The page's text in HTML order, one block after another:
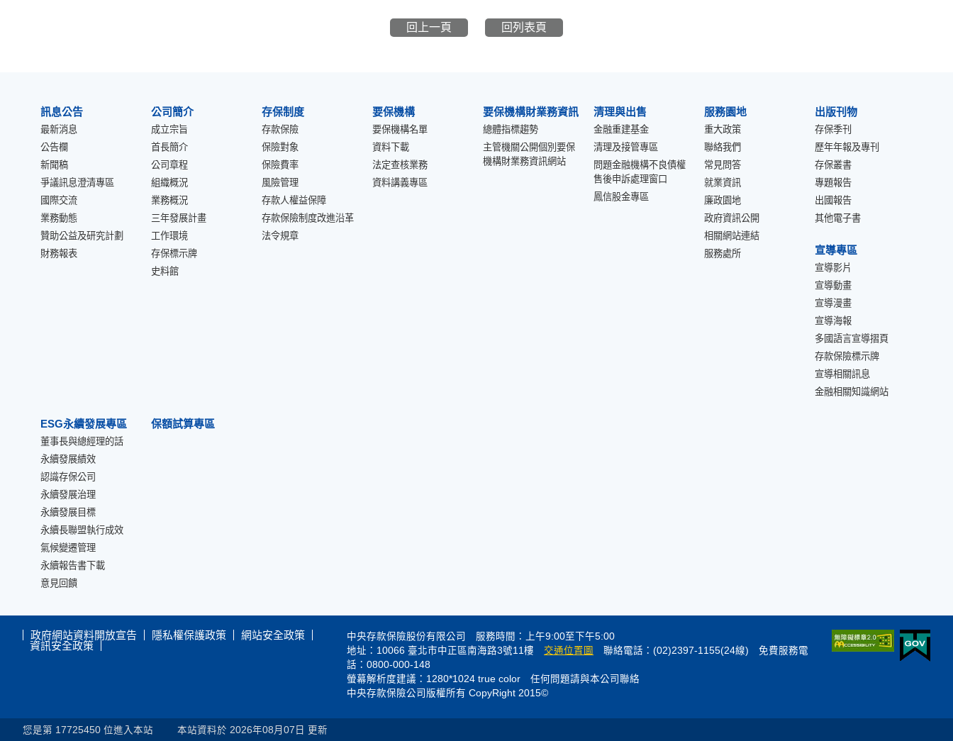
回上一頁 回列表頁
訊息公告
最新消息
公告欄
新聞稿
爭議訊息澄清專區
國際交流
業務動態
贊助公益及研究計劃
財務報表
公司簡介
成立宗旨
首長簡介
公司章程
組織概況
業務概況
三年發展計畫
工作環境
存保標示牌
史料館
存保制度
存款保險
保險對象
保險費率
風險管理
存款人權益保障
存款保險制度改進沿革
法令規章
要保機構
要保機構名單
資料下載
法定查核業務
資料講義專區
要保機構財業務資訊
總體指標趨勢
主管機關公開個別要保
機構財業務資訊網站
清理與出售
金融重建基金
清理及接管專區
問題金融機構不良債權
售後申訴處理窗口
鳳信股金專區
服務園地
重大政策
聯絡我們
常見問答
就業資訊
廉政園地
政府資訊公開
相關網站連結
服務處所
出版刊物
存保季刊
歷年年報及專刊
存保叢書
專題報告
出國報告
其他電子書
宣導專區
宣導影片
宣導動畫
宣導漫畫
宣導海報
多國語言宣導摺頁
存款保險標示牌
宣導相關訊息
金融相關知識網站
ESG永續發展專區
董事長與總經理的話
永續發展績效
認識存保公司
永續發展治理
永續發展目標
永續長聯盟執行成效
氣候變遷管理
永續報告書下載
意見回饋
保額試算專區
政府網站資料開放宣告 隱私權保護政策
網站安全政策
資訊安全政策
中央存款保險股份有限公司 服務時間：上午9:00至下午5:00
地址：10066 臺北市中正區南海路3號11樓
交通位置圖
聯絡電話：(02)2397-1155(24線) 免費服務電
話：0800-000-148
螢幕解析度建議：1280*1024 true color 任何問題請與本公司聯絡
中央存款保險公司版權所有 CopyRight 2015©
您是第 17725450 位進入本站 本站資料於 2026年08月07日 更新